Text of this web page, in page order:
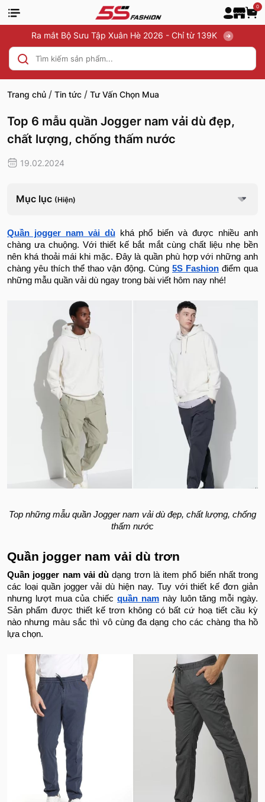
0
Ra mắt Bộ Sưu Tập Xuân Hè 2026 - Chỉ từ 139K
Trang chủ / Tin tức / Tư Vấn Chọn Mua
Top 6 mẫu quần Jogger nam vải dù đẹp,
chất lượng, chống thấm nước
19.02.2024
Mục lục (Hiện)
Quần jogger nam vải dùkhá phổ biến và được nhiều anh
chàng ưa chuộng. Với thiết kế bắt mắt cùng chất liệu nhẹ bền
nên khá thoải mái khi mặc. Đây là quần phù hợp với những anh
chàng yêu thích thể thao vận động. Cùng 5S Fashion điểm qua
những mẫu quần vải dù ngay trong bài viết hôm nay nhé!
Top những mẫu quần Jogger nam vải dù đẹp, chất lượng, chống
thấm nước
Quần jogger nam vải dù trơn
Quần jogger nam vải dù dạng trơn là item phổ biến nhất trong
các loại quần jogger vải dù hiện nay. Tuy với thiết kế đơn giản
nhưng lượt mua của chiếcquần namnày luôn tăng mỗi ngày.
Sản phẩm được thiết kế trơn không có bất cứ hoạ tiết cầu kỳ
nào nhưng màu sắc thì vô cùng đa dạng cho các chàng tha hồ
lựa chọn.